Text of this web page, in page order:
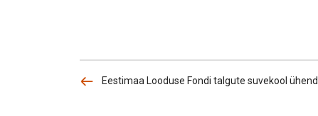
Eestimaa Looduse Fondi talgute suvekool